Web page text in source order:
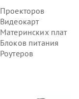
Проекторов
Видеокарт
Материнских плат
Блоков питания
Роутеров